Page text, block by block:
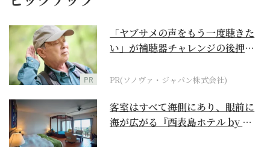
PR
「ヤブサメの声をもう一度聴きた
い」が補聴器チャレンジの後押し
PR(ソノヴァ・ジャパン株式会社)
客室はすべて海側にあり、眼前に
海が広がる『西表島ホテル by 星